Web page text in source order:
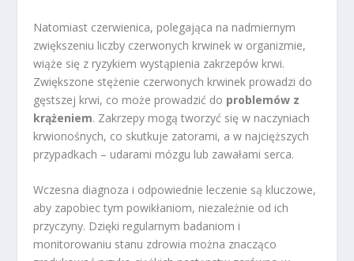
Natomiast czerwienica, polegająca na nadmiernym
zwiększeniu liczby czerwonych krwinek w organizmie,
wiąże się z ryzykiem wystąpienia zakrzepów krwi.
Zwiększone stężenie czerwonych krwinek prowadzi do
gęstszej krwi, co może prowadzić do problemów z
krążeniem. Zakrzepy mogą tworzyć się w naczyniach
krwionośnych, co skutkuje zatorami, a w najcięższych
przypadkach – udarami mózgu lub zawałami serca.
Wczesna diagnoza i odpowiednie leczenie są kluczowe,
aby zapobiec tym powikłaniom, niezależnie od ich
przyczyny. Dzięki regularnym badaniom i
monitorowaniu stanu zdrowia można znacząco